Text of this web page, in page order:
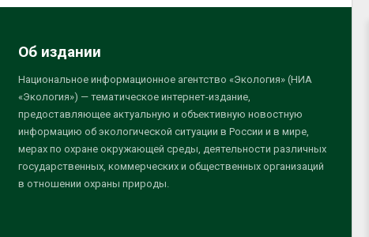
Об издании
Национальное информационное агентство «Экология» (НИА
«Экология») — тематическое интернет-издание,
предоставляющее актуальную и объективную новостную
информацию об экологической ситуации в России и в мире,
мерах по охране окружающей среды, деятельности различных
государственных, коммерческих и общественных организаций
в отношении охраны природы.